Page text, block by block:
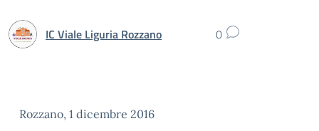
IC Viale Liguria Rozzano 0
Rozzano, 1 dicembre 2016